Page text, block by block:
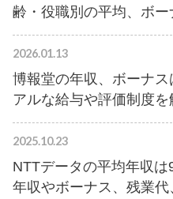
齢・役職別の平均、ボー
2026.01.13
博報堂の年収、ボーナ
アルな給与や評価制度を
2025.10.23
NTTデータの平均年収
年収やボーナス、残業